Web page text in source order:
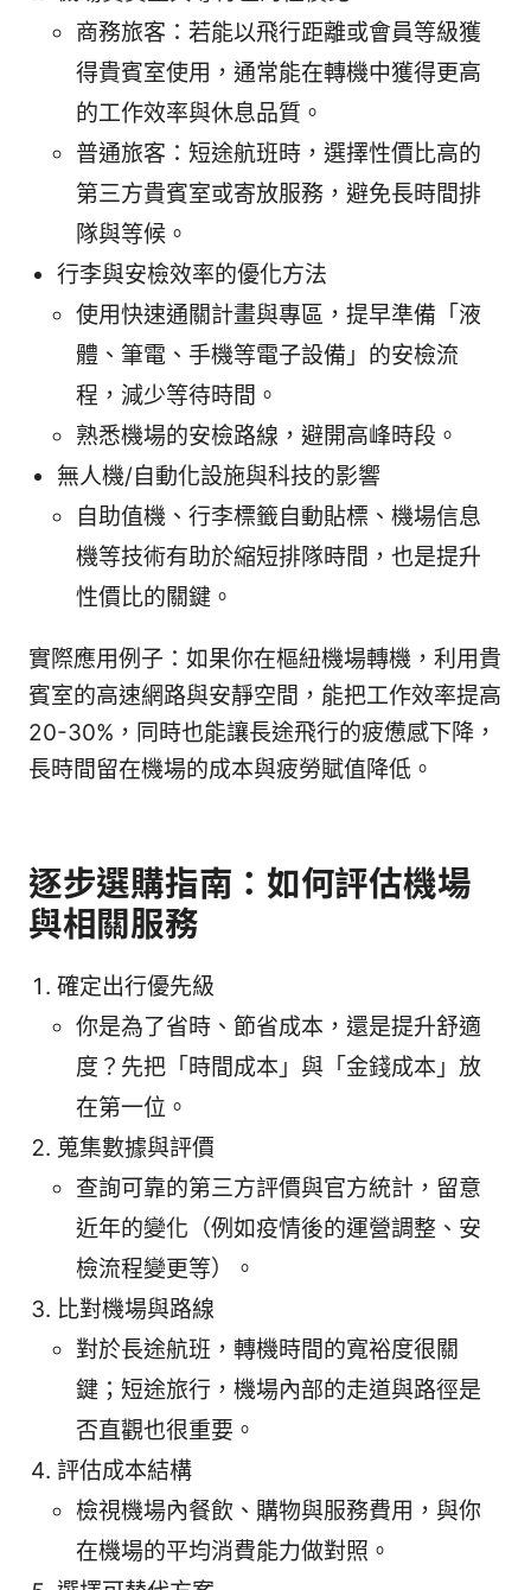
商務旅客：若能以飛行距離或會員等級獲
得貴賓室使用，通常能在轉機中獲得更高
的工作效率與休息品質。
普通旅客：短途航班時，選擇性價比高的
第三方貴賓室或寄放服務，避免長時間排
隊與等候。
行李與安檢效率的優化方法
使用快速通關計畫與專區，提早準備「液
體、筆電、手機等電子設備」的安檢流
程，減少等待時間。
熟悉機場的安檢路線，避開高峰時段。
無人機/自動化設施與科技的影響
自助值機、行李標籤自動貼標、機場信息
機等技術有助於縮短排隊時間，也是提升
性價比的關鍵。
實際應用例子：如果你在樞紐機場轉機，利用貴
賓室的高速網路與安靜空間，能把工作效率提高
20-30%，同時也能讓長途飛行的疲憊感下降，
長時間留在機場的成本與疲勞賦值降低。
逐步選購指南：如何評估機場
與相關服務
確定出行優先級
你是為了省時、節省成本，還是提升舒適
度？先把「時間成本」與「金錢成本」放
在第一位。
蒐集數據與評價
查詢可靠的第三方評價與官方統計，留意
近年的變化（例如疫情後的運營調整、安
檢流程變更等）。
比對機場與路線
對於長途航班，轉機時間的寬裕度很關
鍵；短途旅行，機場內部的走道與路徑是
否直觀也很重要。
評估成本結構
檢視機場內餐飲、購物與服務費用，與你
在機場的平均消費能力做對照。